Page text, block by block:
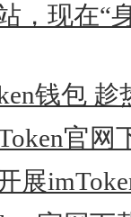
，现在“
钱包 趁
官网
展